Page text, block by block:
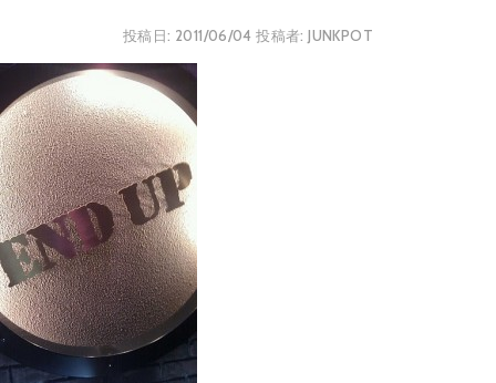
投稿日: 2011/06/04 投稿者:JUNKPOT